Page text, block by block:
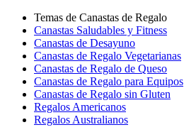
Temas de Canastas de Regalo
Canastas Saludables y Fitness
Canastas de Desayuno
Canastas de Regalo Vegetarianas
Canastas de Regalo de Queso
Canastas de Regalo para Equipos
Canastas de Regalo sin Gluten
Regalos Americanos
Regalos Australianos